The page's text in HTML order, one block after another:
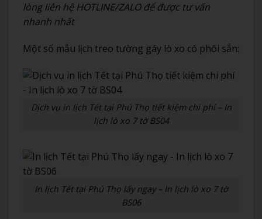
lòng liên hệ HOTLINE/ZALO để được tư vấn
nhanh nhất
Một số mẫu lịch treo tường gáy lò xo có phôi sẵn:
Dịch vụ in lịch Tết tại Phú Thọ tiết kiệm chi phí – In
lịch lò xo 7 tờ BS04
In lịch Tết tại Phú Thọ lấy ngay – In lịch lò xo 7 tờ
BS06